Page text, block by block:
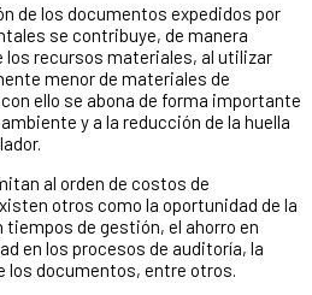
de los documentos expedidos por
se contribuye, de manera
recursos materiales, al utilizar
menor de materiales de
ello se abona de forma importante
y a la reducción de la huella
al orden de costos de
otros como la oportunidad de la
de gestión, el ahorro en
en los procesos de auditoría, la
los documentos, entre otros.